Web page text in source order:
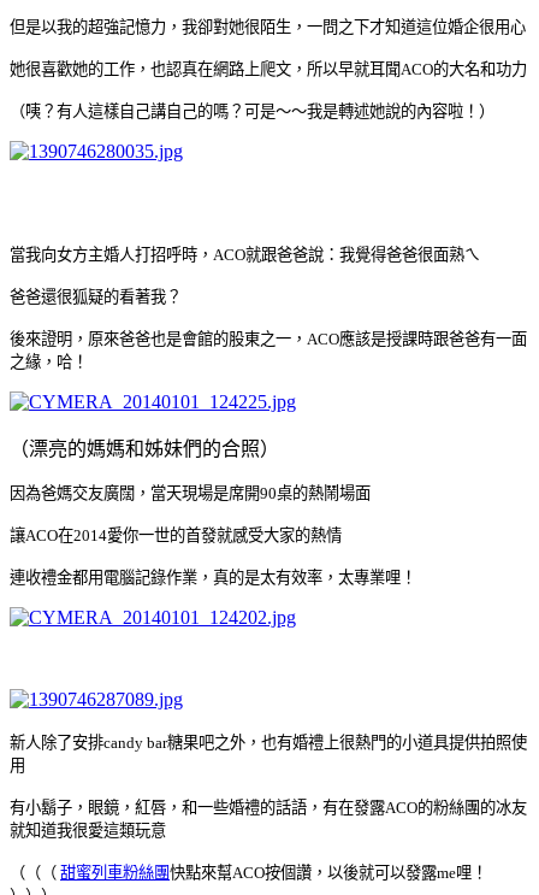
但是以我的超強記憶力，我卻對她很陌生，一問之下才知道這位婚企很用心
她很喜歡她的工作，也認真在網路上爬文，所以早就耳聞ACO的大名和功力
（咦？有人這樣自己講自己的嗎？可是～～我是轉述她說的內容啦！）
當我向女方主婚人打招呼時，ACO就跟爸爸說：我覺得爸爸很面熟ㄟ
爸爸還很狐疑的看著我？
後來證明，原來爸爸也是會館的股東之一，ACO應該是授課時跟爸爸有一面
之緣，哈！
（漂亮的媽媽和姊妹們的合照）
因為爸媽交友廣闊，當天現場是席開90桌的熱鬧場面
讓ACO在2014愛你一世的首發就感受大家的熱情
連收禮金都用電腦記錄作業，真的是太有效率，太專業哩！
新人除了安排candy bar糖果吧之外，也有婚禮上很熱門的小道具提供拍照使
用
有小鬍子，眼鏡，紅唇，和一些婚禮的話語，有在發露ACO的粉絲團的冰友
就知道我很愛這類玩意
（（（ 甜蜜列車粉絲團快點來幫ACO按個讚 ，以後就可以發露me哩！